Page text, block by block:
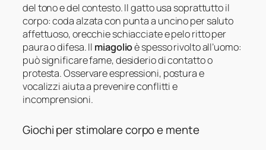
del tono e del contesto. Il gatto usa soprattutto il
corpo: coda alzata con punta a uncino per saluto
affettuoso, orecchie schiacciate e pelo ritto per
paura o difesa. Il miagolioè spesso rivolto all’uomo:
può significare fame, desiderio di contatto o
protesta. Osservare espressioni, postura e
vocalizzi aiuta a prevenire conflitti e
incomprensioni.
Giochi per stimolare corpo e mente